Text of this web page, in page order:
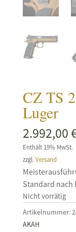
CZ TS
Luger
2.992,00
Enthält 19% MwSt.
zzgl. Versand
Standard nach
Nicht vorrätig
Artikelnummer:
AKAH